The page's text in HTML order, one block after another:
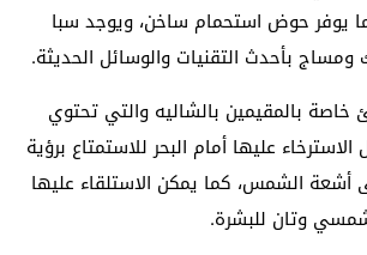
يوفر حوض استحمام ساخن، ويوجد سبا
ومساج بأحدث التقنيات والوسائل الحديثة.
بالمقيمين بالشاليه والتي تحتوي
عليها أمام البحر للاستمتاع برؤية
أشعة الشمس، كما يمكن الاستلقاء عليها
وتان للبشرة.